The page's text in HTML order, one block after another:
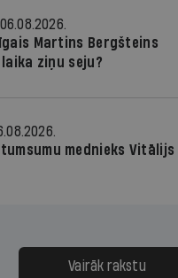
06.08.2026.
Martins Bergšteins
ziņu seju?
mednieks Vitālijs
Vairāk rakstu